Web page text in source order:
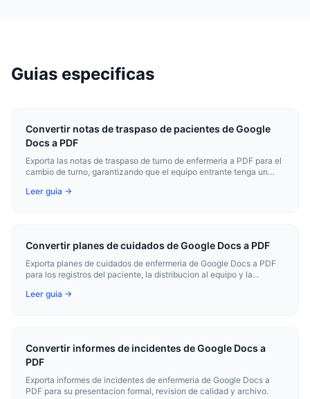
Guias especificas
Convertir notas de traspaso de pacientes de Google
Docs a PDF
Exporta las notas de traspaso de turno de enfermeria a PDF para el
cambio de turno, garantizando que el equipo entrante tenga un
Leer guia →
Convertir planes de cuidados de Google Docs a PDF
Exporta planes de cuidados de enfermeria de Google Docs a PDF
para los registros del paciente, la distribucion al equipo y la
Leer guia →
Convertir informes de incidentes de Google Docs a
PDF
Exporta informes de incidentes de enfermeria de Google Docs a
PDF para su presentacion formal, revision de calidad y archivo.